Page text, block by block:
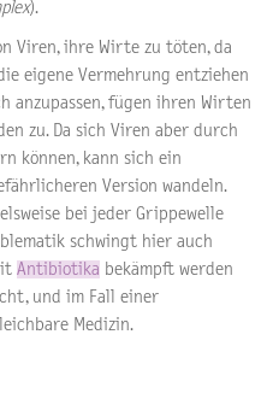
).
Viren, ihre Wirte zu töten, da
eigene Vermehrung entziehen
anzupassen, fügen ihren Wirten
zu. Da sich Viren aber durch
können, kann sich ein
Version wandeln.
bei jeder Grippewelle
schwingt hier auch
Antibiotika bekämpft werden
und im Fall einer
Medizin.